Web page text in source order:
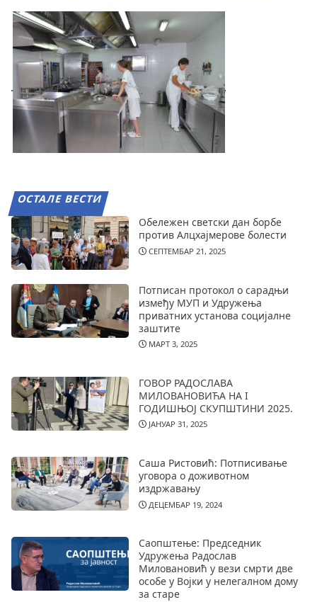
ОСТАЛЕ ВЕСТИ
Обележен светски дан борбе
против Алцхајмерове болести
СЕПТЕМБАР 21, 2025
Потписан протокол о сарадњи
између МУП и Удружења
приватних установа социјалне
заштите
МАРТ 3, 2025
ГОВОР РАДОСЛАВА
МИЛОВАНОВИЋА НА I
ГОДИШЊОЈ СКУПШТИНИ 2025.
ЈАНУАР 31, 2025
Саша Ристовић: Потписивање
уговора о доживотном
издржавању
ДЕЦЕМБАР 19, 2024
Саопштење: Председник
Удружења Радослав
Миловановић у вези смрти две
особе у Војки у нелегалном дому
за старе